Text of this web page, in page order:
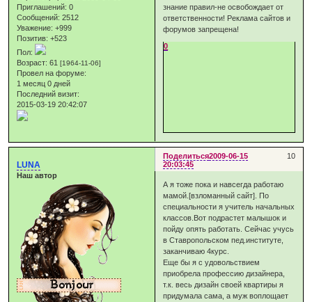
Приглашений: 0
Сообщений: 2512
Уважение: +999
Позитив: +523
Пол:
Возраст: 61[1964-11-06]
Провел на форуме:
1 месяц 0 дней
Последний визит:
2015-03-19 20:42:07
знание правил-не освобождает от
ответственности! Реклама сайтов и
форумов запрещена!
0
Поделиться 10
2009-06-15
20:03:45
LUNA
Наш автор
А я тоже пока и навсегда работаю
мамой.[взломанный сайт]. По
специальности я учитель начальных
классов.Вот подрастет малышок и
пойду опять работать. Сейчас учусь
в Ставропольском пед.институте,
заканчиваю 4курс.
Еще бы я с удовольствием
приобрела профессию дизайнера,
т.к. весь дизайн своей квартиры я
придумала сама, а муж воплощает